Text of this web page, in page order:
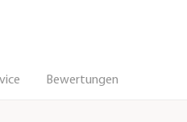
Bewertungen